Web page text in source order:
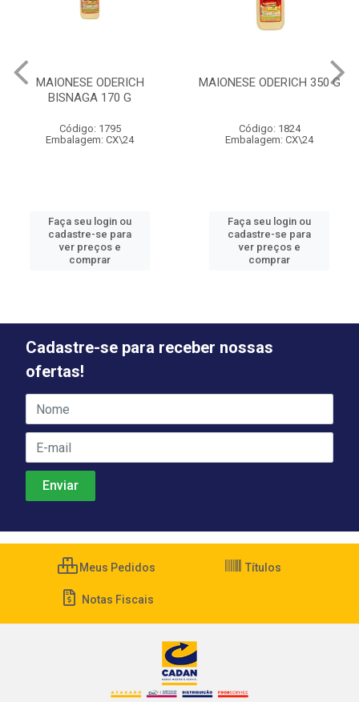
MAIONESE ODERICH
BISNAGA 170 G
Código: 1795
Embalagem: CX\24
Faça seu login ou
cadastre-se para
ver preços e
comprar
MAIONESE ODERICH 350 G
Código: 1824
Embalagem: CX\24
Faça seu login ou
cadastre-se para
ver preços e
comprar
Cadastre-se para receber nossas
ofertas!
Meus Pedidos Títulos
Notas Fiscais